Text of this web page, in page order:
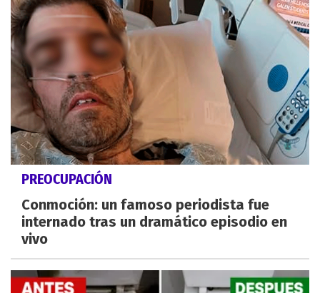
PREOCUPACIÓN
Conmoción: un famoso periodista fue
internado tras un dramático episodio en
vivo